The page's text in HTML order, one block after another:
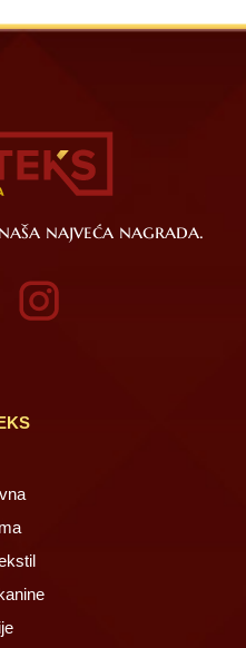
najveća nagrada.